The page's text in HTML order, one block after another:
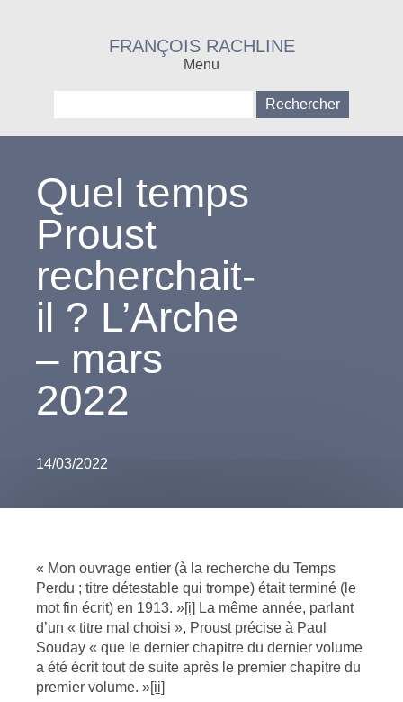
FRANÇOIS RACHLINE
Menu
Quel temps
Proust
recherchait-
il ? L’Arche
– mars
2022
14/03/2022
« Mon ouvrage entier (à la recherche du Temps
Perdu ; titre détestable qui trompe) était terminé (le
mot fin écrit) en 1913. »[i] La même année, parlant
d’un « titre mal choisi », Proust précise à Paul
Souday « que le dernier chapitre du dernier volume
a été écrit tout de suite après le premier chapitre du
premier volume. »[ii]